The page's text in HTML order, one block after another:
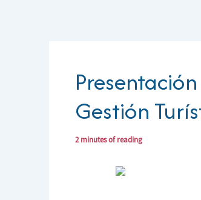
Gestión
2 minutes of reading